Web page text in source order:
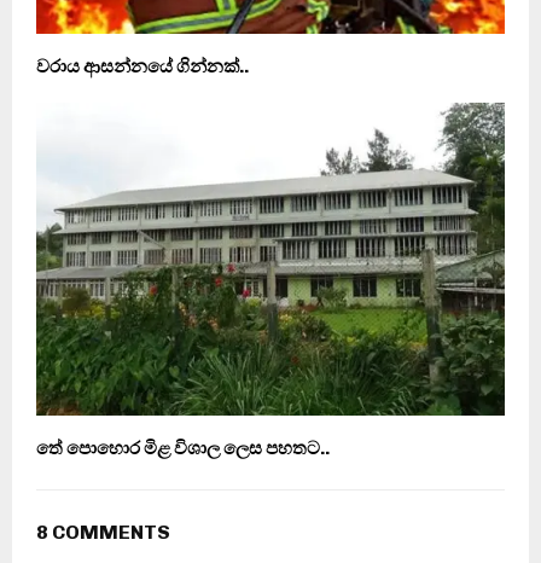
වරාය ආසන්නයේ ගින්නක්..
තේ පොහොර මිළ විශාල ලෙස පහතට..
8 COMMENTS